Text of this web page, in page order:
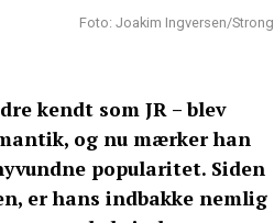
Foto: Joakim Ingversen/Strong
kendt som JR – blev
og nu mærker han
popularitet. Siden
er hans indbakke nemlig